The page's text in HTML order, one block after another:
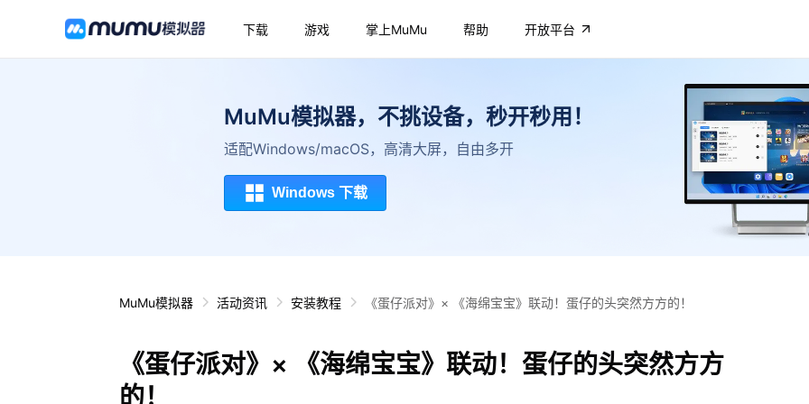
下载 游戏 掌上MuMu 帮助 开放平台
MuMu模拟器，不挑设备，秒开秒用！
适配Windows/macOS，高清大屏，自由多开
Windows 下载
MuMu模拟器 活动资讯 安装教程 《蛋仔派对》× 《海绵宝宝》联动！蛋仔的头突然方方的！
《蛋仔派对》× 《海绵宝宝》联动！蛋仔的头突然方方
的！